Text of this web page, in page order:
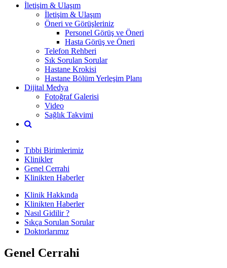
İletişim & Ulaşım
İletişim & Ulaşım
Öneri ve Görüşleriniz
Personel Görüş ve Öneri
Hasta Görüş ve Öneri
Telefon Rehberi
Sık Sorulan Sorular
Hastane Krokisi
Hastane Bölüm Yerleşim Planı
Dijital Medya
Fotoğraf Galerisi
Video
Sağlık Takvimi
Tıbbi Birimlerimiz
Klinikler
Genel Cerrahi
Klinikten Haberler
Klinik Hakkında
Klinikten Haberler
Nasıl Gidilir ?
Sıkça Sorulan Sorular
Doktorlarımız
Genel Cerrahi